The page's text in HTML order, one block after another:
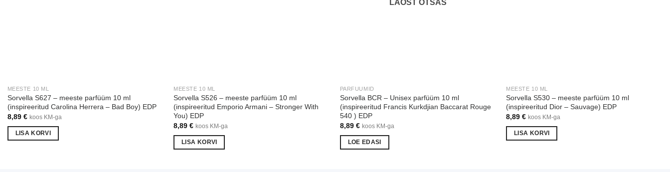
MEESTE 10 ML
Sorvella S627 – meeste parfüüm 10 ml
(inspireeritud Carolina Herrera – Bad Boy) EDP
8,89 € koos KM-ga
LISA KORVI
MEESTE 10 ML
Sorvella S526 – meeste parfüüm 10 ml
(inspireeritud Emporio Armani – Stronger With
You) EDP
8,89€ koos KM-ga
LISA KORVI
LAOST OTSAS
PARFUUMID
Sorvella BCR – Unisex parfüüm 10 ml
(inspireeritud Francis Kurkdjian Baccarat Rouge
540 ) EDP
8,89 € koos KM-ga
LOE EDASI
MEESTE 10 ML
Sorvella S530 – meeste parfüüm 10 ml
(inspireeritud Dior – Sauvage) EDP
8,89€ koos KM-ga
LISA KORVI